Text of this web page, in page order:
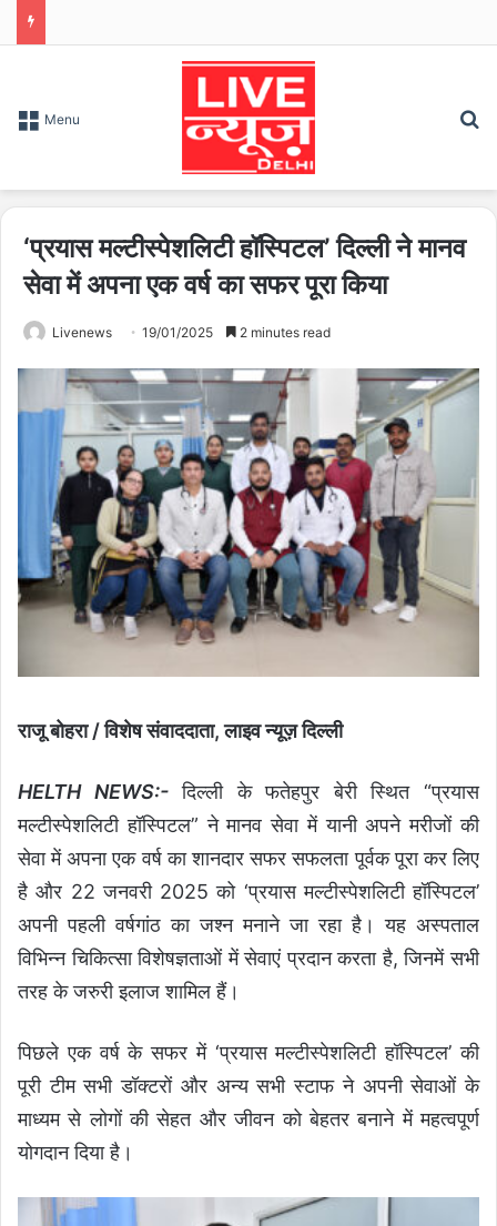
Menu
‘प्रयास मल्टीस्पेशलिटी हॉस्पिटल’ दिल्ली ने मानव
सेवा में अपना एक वर्ष का सफर पूरा किया
Livenews 19/01/2025 2 minutes read
राजू बोहरा / विशेष संवाददाता, लाइव न्यूज़ दिल्ली
HELTH NEWS:- दिल्ली के फतेहपुर बेरी स्थित “प्रयास
मल्टीस्पेशलिटी हॉस्पिटल” ने मानव सेवा में यानी अपने मरीजों की
सेवा में अपना एक वर्ष का शानदार सफर सफलता पूर्वक पूरा कर लिए
है और 22 जनवरी 2025 को ‘प्रयास मल्टीस्पेशलिटी हॉस्पिटल’
अपनी पहली वर्षगांठ का जश्न मनाने जा रहा है। यह अस्पताल
विभिन्न चिकित्सा विशेषज्ञताओं में सेवाएं प्रदान करता है, जिनमें सभी
तरह के जरुरी इलाज शामिल हैं।
पिछले एक वर्ष के सफर में ‘प्रयास मल्टीस्पेशलिटी हॉस्पिटल’ की
पूरी टीम सभी डॉक्टरों और अन्य सभी स्टाफ ने अपनी सेवाओं के
माध्यम से लोगों की सेहत और जीवन को बेहतर बनाने में महत्वपूर्ण
योगदान दिया है।